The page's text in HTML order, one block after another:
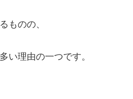
ものの、
い理由の一つです。